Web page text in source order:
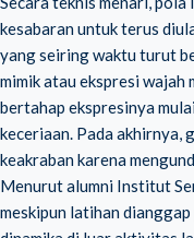
kesabaran untuk terus
yang seiring waktu turut
mimik atau ekspresi wajah
bertahap ekspresinya
keceriaan. Pada akhirnya,
keakraban karena
Menurut alumni Institut
meskipun latihan